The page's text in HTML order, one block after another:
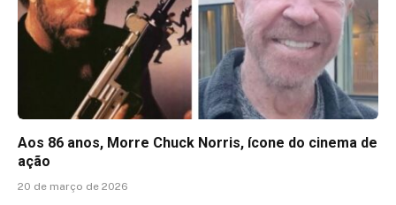
Aos 86 anos, Morre Chuck Norris, ícone do cinema de
ação
20 de março de 2026